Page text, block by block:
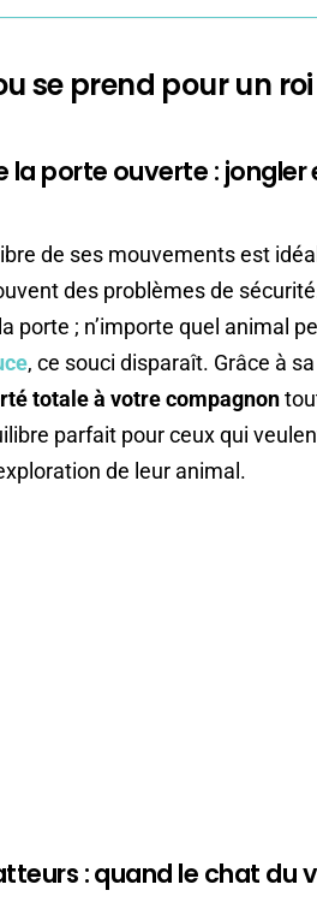
se prend pour un
la porte ouverte :
de ses mouvements est
des problèmes de
porte ; n’importe quel animal
, ce souci disparaît. Grâce à
totale à votre compagnon
parfait pour ceux qui
de leur animal.
: quand le chat du